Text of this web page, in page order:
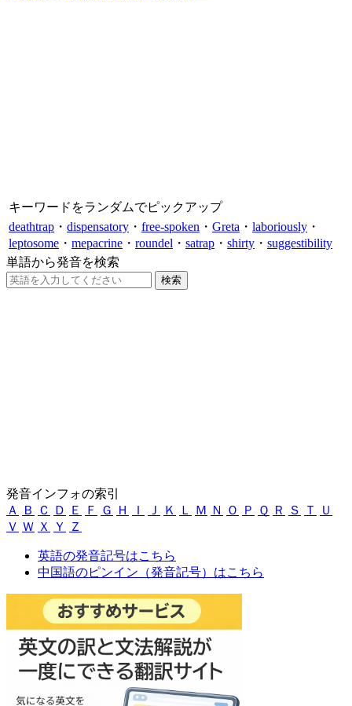
キーワードをランダムでピックアップ
deathtrap ・ dispensatory ・ free-spoken ・ Greta ・ laboriously ・
leptosome ・ mepacrine ・ roundel ・ satrap ・ shirty ・ suggestibility
単語から発音を検索
発音インフォの索引
Ａ
Ｂ Ｃ Ｄ Ｅ Ｆ Ｇ Ｈ Ｉ Ｊ Ｋ Ｌ Ｍ Ｎ Ｏ Ｐ Ｑ Ｒ Ｓ Ｔ
Ｕ
Ｖ Ｗ Ｘ Ｙ Ｚ
英語の発音記号はこちら
中国語のピンイン（発音記号）はこちら